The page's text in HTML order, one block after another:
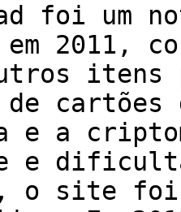
foi um
em 2011,
itens
de cartões
a
e
o site foi